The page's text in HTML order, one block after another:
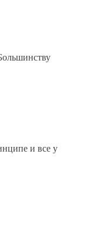
и все у